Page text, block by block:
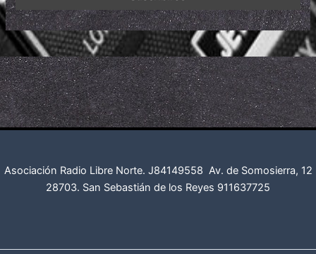
Asociación Radio Libre Norte. J84149558 Av. de Somosierra, 12
28703. San Sebastián de los Reyes 911637725